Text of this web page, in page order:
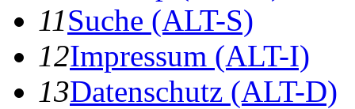
11Suche (ALT-S)
12Impressum (ALT-I)
13Datenschutz (ALT-D)